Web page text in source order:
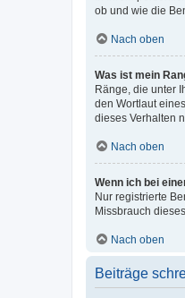
ob und wie die
Nach oben
Was ist mein
Ränge, die unter
den Wortlaut
dieses Verhalten
Nach oben
Wenn ich bei
Nur registrierte
Missbrauch
Nach oben
Beiträge